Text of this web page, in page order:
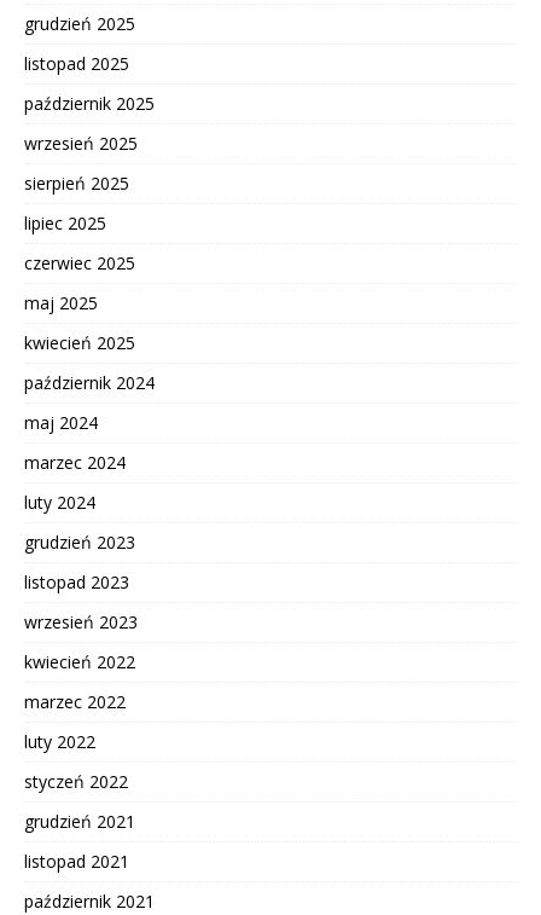
grudzień 2025
listopad 2025
październik 2025
wrzesień 2025
sierpień 2025
lipiec 2025
czerwiec 2025
maj 2025
kwiecień 2025
październik 2024
maj 2024
marzec 2024
luty 2024
grudzień 2023
listopad 2023
wrzesień 2023
kwiecień 2022
marzec 2022
luty 2022
styczeń 2022
grudzień 2021
listopad 2021
październik 2021